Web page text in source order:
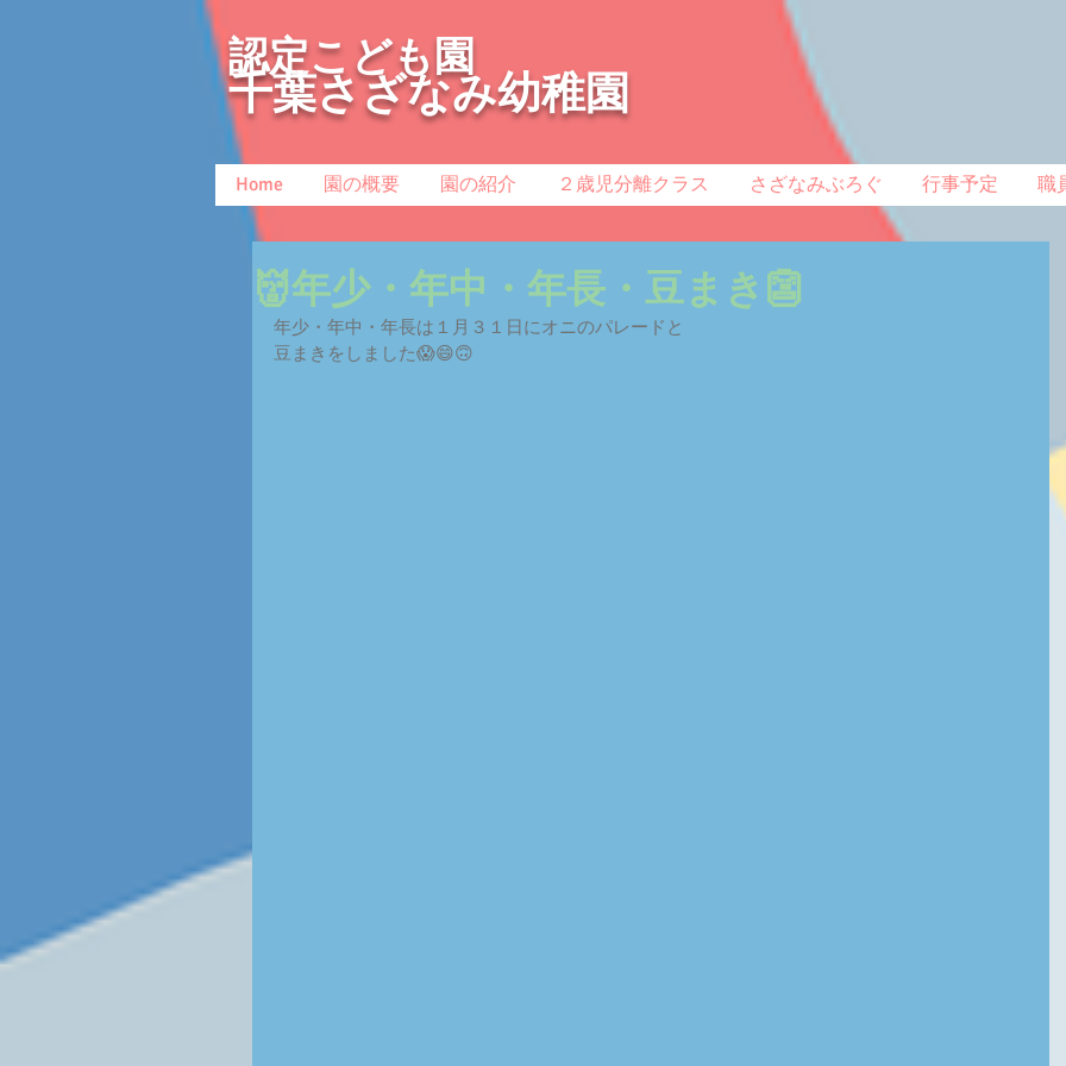
認定こども園
千葉さざなみ幼稚園
Home 園の概要 園の紹介 ２歳児分離クラス さざなみぶろぐ 行事予定 職
👹年少・年中・年長・豆まき👺
年少・年中・年長は１月３１日にオニのパレードと
豆まきをしました😱😄🙃